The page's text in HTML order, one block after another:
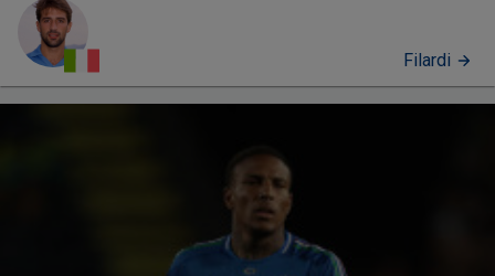
Filardi